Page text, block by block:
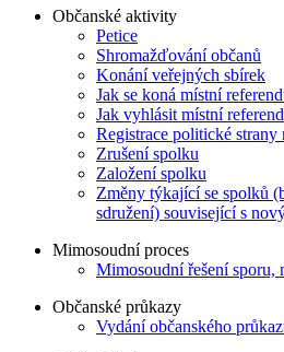
Občanské aktivity
Petice
Shromažďování občanů
Konání veřejných sbírek
Jak se koná místní
Jak vyhlásit místní
Registrace politické
Zrušení spolku
Založení spolku
Změny týkající se spolků
sdružení) související s
Mimosoudní proces
Mimosoudní řešení sporu,
Občanské průkazy
Vydání občanského